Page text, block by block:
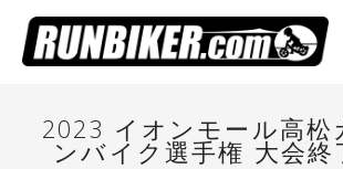
2023 イオンモール高松
ンバイク選手権 大会終